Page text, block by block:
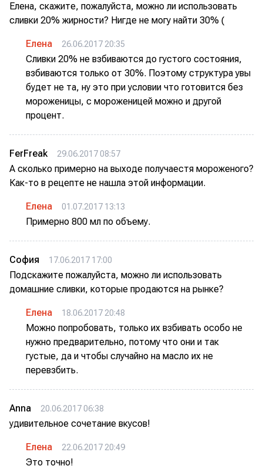
Елена, скажите, пожалуйста, можно ли использовать
сливки 20% жирности? Нигде не могу найти 30% (
Елена 26.06.2017 20:35
Сливки 20% не взбиваются до густого состояния,
взбиваются только от 30%. Поэтому структура увы
будет не та, ну это при условии что готовится без
мороженицы, с мороженицей можно и другой
процент.
FerFreak 29.06.2017 08:57
А сколько примерно на выходе получаестя мороженого?
Как-то в рецепте не нашла этой информации.
Елена 01.07.2017 13:13
Примерно 800 мл по объему.
София 17.06.2017 17:00
Подскажите пожалуйста, можно ли использовать
домашние сливки, которые продаются на рынке?
Елена 18.06.2017 20:48
Можно попробовать, только их взбивать особо не
нужно предварительно, потому что они и так
густые, да и чтобы случайно на масло их не
перевзбить.
Anna 20.06.2017 06:38
удивительное сочетание вкусов!
Елена 22.06.2017 20:49
Это точно!